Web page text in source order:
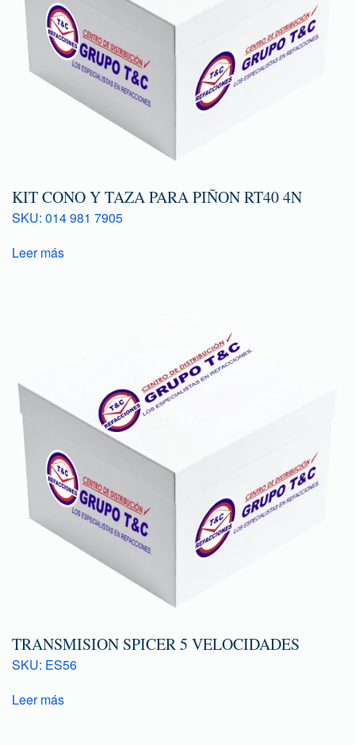
KIT CONO Y TAZA PARA PIÑON RT40 4N
SKU: 014 981 7905
Leer más
TRANSMISION SPICER 5 VELOCIDADES
SKU: ES56
Leer más